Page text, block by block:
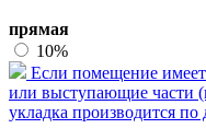
прямая
10%
Если помещение
или выступающие части
укладка производится по